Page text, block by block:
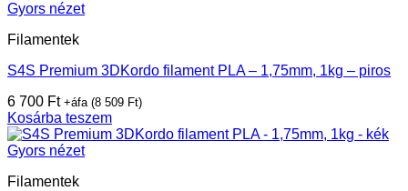
Gyors nézet
Filamentek
S4S Premium 3DKordo filament PLA – 1,75mm, 1kg – piros
6 700 Ft +áfa (8 509 Ft)
Kosárba teszem
Gyors nézet
Filamentek